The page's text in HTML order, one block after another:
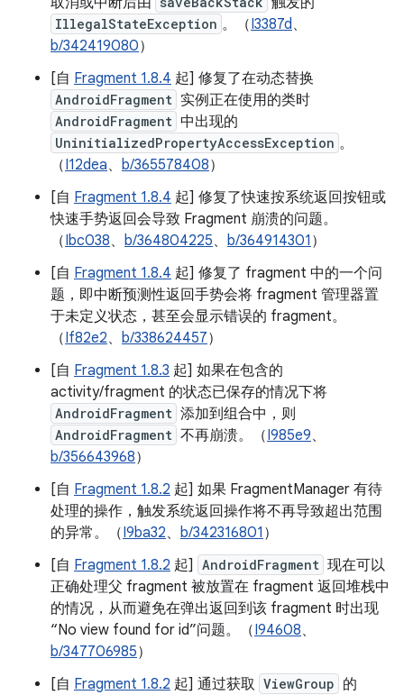
IllegalStateException 。（I3387d、
b/342419080）
[自 Fragment 1.8.4 起] 修复了在动态替换
AndroidFragment 实例正在使用的类时
AndroidFragment 中出现的
UninitializedPropertyAccessException 。
（I12dea、 b/365578408）
[自 Fragment 1.8.4 起] 修复了快速按系统返回按钮或
快速手势返回会导致 Fragment 崩溃的问题。
（Ibc038、 b/364804225、 b/364914301 ）
[自 Fragment 1.8.4 起] 修复了 fragment 中的一个问
题，即中断预测性返回手势会将 fragment 管理器置
于未定义状态，甚至会显示错误的 fragment。
（If82e2、 b/338624457）
[自 Fragment 1.8.3 起] 如果在包含的
activity/fragment 的状态已保存的情况下将
AndroidFragment 添加到组合中，则
AndroidFragment 不再崩溃。（I985e9、
b/356643968）
[自 Fragment 1.8.2 起] 如果 FragmentManager 有待
处理的操作，触发系统返回操作将不再导致超出范围
的异常。（I9ba32、 b/342316801 ）
[自 Fragment 1.8.2 起] AndroidFragment 现在可以
正确处理父 fragment 被放置在 fragment 返回堆栈中
的情况，从而避免在弹出返回到该 fragment 时出现
“No view found for id”问题。（I94608、
b/347706985）
[自 Fragment 1.8.2 起] 通过获取 ViewGroup 的